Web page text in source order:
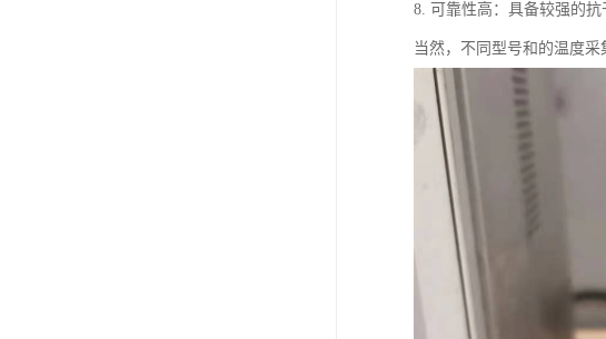
8. 可靠性高：具备较强的抗
当然，不同型号和的温度